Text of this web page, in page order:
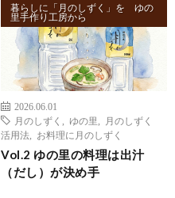
暮らしに「月のしずく」を ゆの
里手作り工房から
2026.06.01
月のしずく
ゆの里
月のしずく
活用法
お料理に月のしずく
Vol.2 ゆの里の料理は出汁
（だし）が決め手